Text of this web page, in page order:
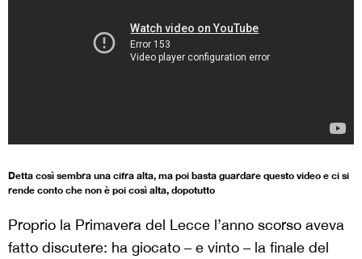
Detta così sembra una cifra alta, ma poi basta guardare questo video e ci si
rende conto che non è poi così alta, dopotutto
Proprio la Primavera del Lecce l’anno scorso aveva
fatto discutere: ha giocato – e vinto – la finale del